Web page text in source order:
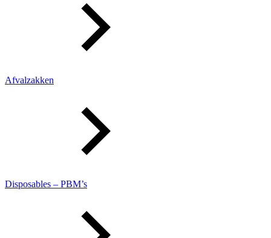
Afvalzakken
Disposables – PBM’s